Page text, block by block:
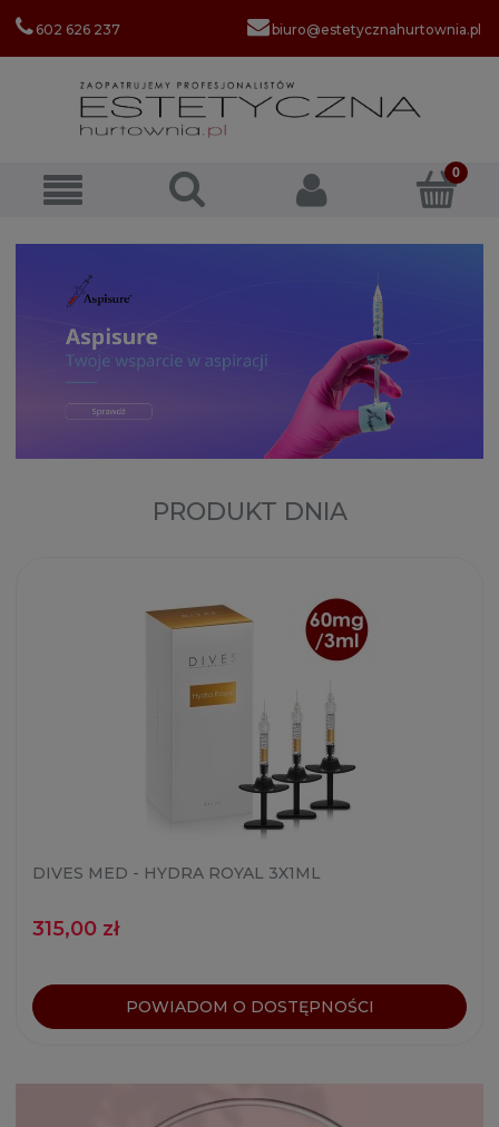
602 626 237 biuro@estetycznahurtownia.pl
PRODUKT DNIA
DIVES MED - HYDRA ROYAL 3X1ML
315,00 zł
POWIADOM O DOSTĘPNOŚCI